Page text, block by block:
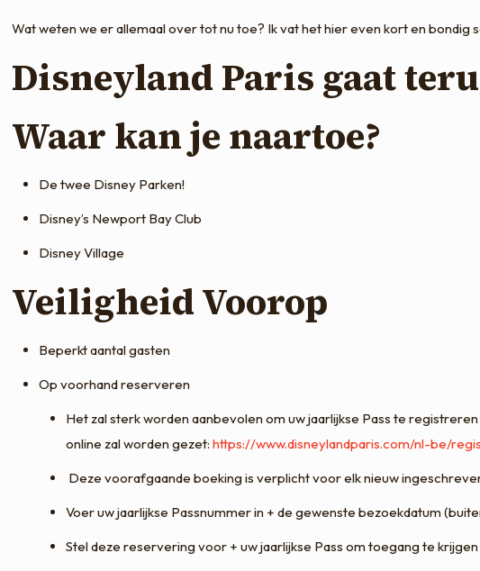
Wat weten we er allemaal over tot nu toe? Ik vat het hier even kort en bondig
Disneyland Paris gaat
Waar kan je naartoe?
De twee Disney Parken!
Disney’s Newport Bay Club
Disney Village
Veiligheid Voorop
Beperkt aantal gasten
Op voorhand reserveren
Het zal sterk worden aanbevolen om uw jaarlijkse Pass te
online zal worden gezet:https://www.disneylandparis.com/nl-be/
Deze voorafgaande boeking is verplicht voor elk nieuw
Voer uw jaarlijkse Passnummer in + de gewenste bezoekdatum
Stel deze reservering voor + uw jaarlijkse Pass om toegang te